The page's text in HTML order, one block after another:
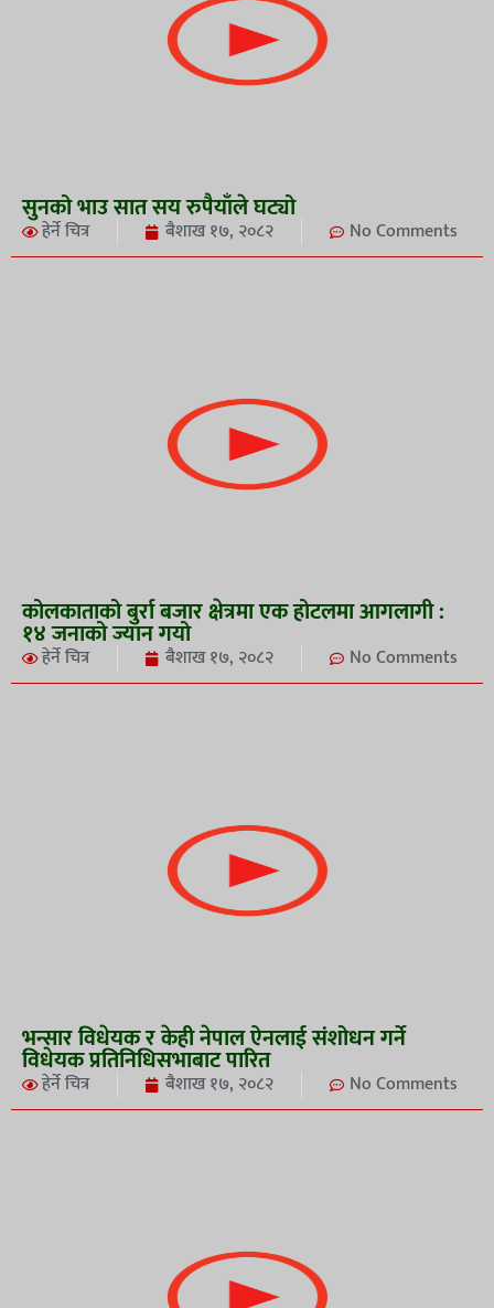
सुनको भाउ सात सय रुपैयाँले घट्यो
हेर्ने चित्र बैशाख १७, २०८२ No Comments
कोलकाताको बुर्रा बजार क्षेत्रमा एक होटलमा आगलागी :
१४ जनाको ज्यान गयो
हेर्ने चित्र बैशाख १७, २०८२ No Comments
भन्सार विधेयक र केही नेपाल ऐनलाई संशोधन गर्ने
विधेयक प्रतिनिधिसभाबाट पारित
हेर्ने चित्र बैशाख १७, २०८२ No Comments